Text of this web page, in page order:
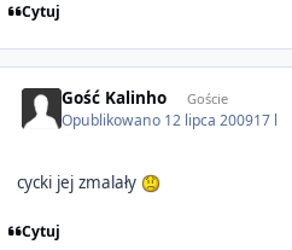
Cytuj
Gość Kalinho Goście
Opublikowano 12 lipca 200917 l
cycki jej zmalały
Cytuj